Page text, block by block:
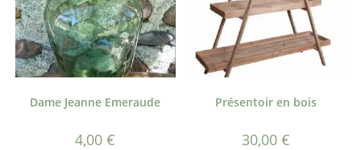
Dame Jeanne Emeraude
4,00€
Présentoir en bois
30,00 €